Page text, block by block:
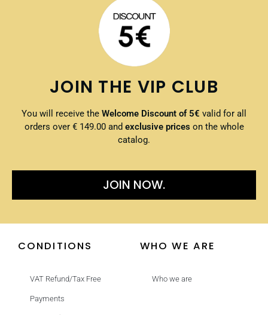
JOIN THE VIP CLUB
You will receive the Welcome Discount of 5€ valid for all
orders over € 149.00 and exclusive prices on the whole
catalog.
JOIN NOW.
CONDITIONS
VAT Refund/Tax Free
Payments
WHO WE ARE
Who we are